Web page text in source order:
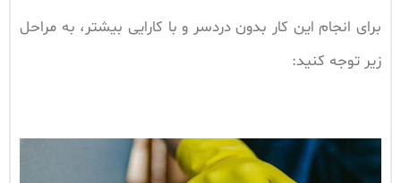
برای انجام این کار بدون دردسر و با کارایی بیشتر، به مراحل
زیر توجه کنید: